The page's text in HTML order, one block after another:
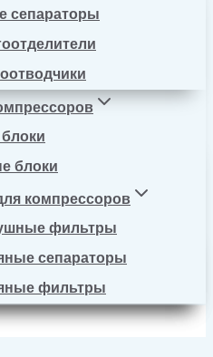
сепараторы
блоки
компрессоров
фильтры
сепараторы
фильтры